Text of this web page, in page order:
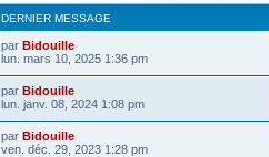
DERNIER MESSAGE
par Bidouille
lun. mars 10, 2025 1:36 pm
par Bidouille
lun. janv. 08, 2024 1:08 pm
par Bidouille
ven. déc. 29, 2023 1:28 pm